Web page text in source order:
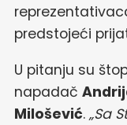
predstojeći
U pitanju su
napadač
Milošević. „Sa